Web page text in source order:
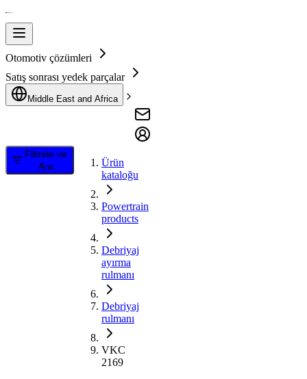
Otomotiv çözümleri
Satış sonrası yedek parçalar
Middle East and Africa
Filtrele ve
Ara
Ürün
kataloğu
Powertrain
products
Debriyaj
ayırma
rulmanı
Debriyaj
rulmanı
VKC
2169